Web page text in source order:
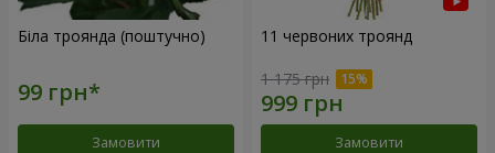
Біла троянда (поштучно)
Замовити
11 червоних троянд
1 175 грн
Замовити